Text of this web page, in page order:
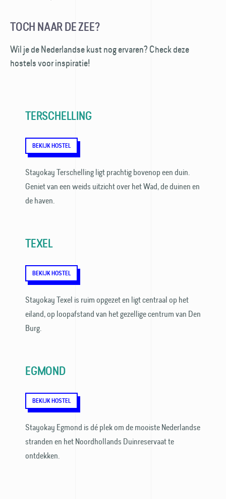
TOCH NAAR DE ZEE?
Wil je de Nederlandse kust nog ervaren? Check deze
hostels voor inspiratie!
TERSCHELLING
BEKIJK HOSTEL
Stayokay Terschelling ligt prachtig bovenop een duin.
Geniet van een weids uitzicht over het Wad, de duinen en
de haven.
TEXEL
BEKIJK HOSTEL
Stayokay Texel is ruim opgezet en ligt centraal op het
eiland, op loopafstand van het gezellige centrum van Den
Burg.
EGMOND
BEKIJK HOSTEL
Stayokay Egmond is dé plek om de mooiste Nederlandse
stranden en het Noord­hollands Duin­reservaat te
ontdekken.